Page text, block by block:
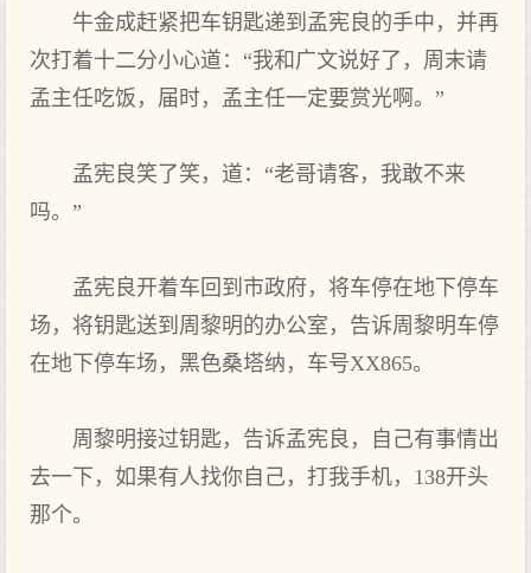
牛金成赶紧把车钥匙递到孟宪良的手中，并再
次打着十二分小心道：“我和广文说好了，周末请
孟主任吃饭，届时，孟主任一定要赏光啊。”
孟宪良笑了笑，道：“老哥请客，我敢不来
吗。”
孟宪良开着车回到市政府，将车停在地下停车
场，将钥匙送到周黎明的办公室，告诉周黎明车停
在地下停车场，黑色桑塔纳，车号XX865。
周黎明接过钥匙，告诉孟宪良，自己有事情出
去一下，如果有人找你自己，打我手机，138开头
那个。